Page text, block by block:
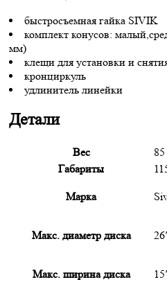
быстросъемная гайка SIVIK
комплект конусов:
мм)
клещи для установки и
кронциркуль
удлинитель линейки
Детали
Вес
Габариты
Марка
Макс. диаметр диска
Макс. ширина диска